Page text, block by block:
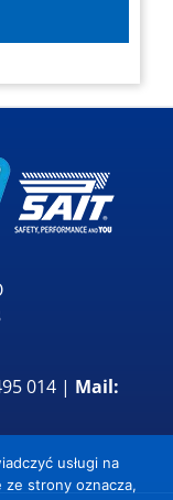
014 | Mail:
usługi na
ze strony oznacza,